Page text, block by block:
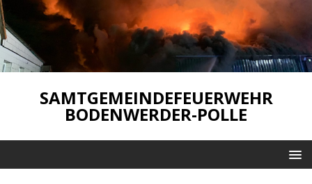
SAMTGEMEINDEFEUERWEHR
BODENWERDER-POLLE